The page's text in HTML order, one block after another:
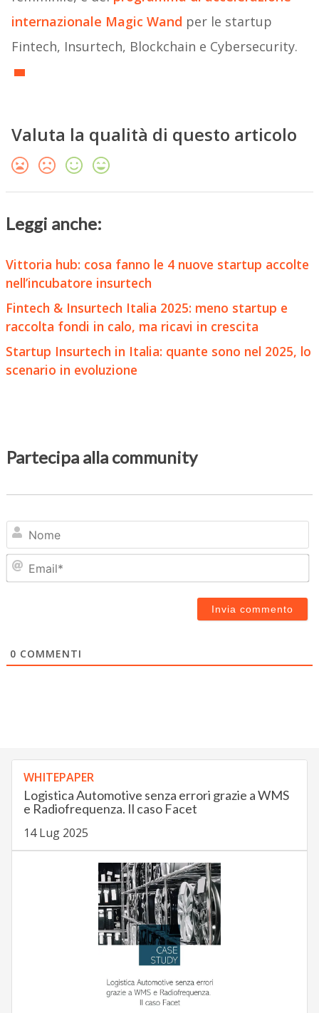
internazionale Magic Wand per le startup
Fintech, Insurtech, Blockchain e Cybersecurity.
Valuta la qualità di questo articolo
Leggi anche:
Vittoria hub: cosa fanno le 4 nuove startup accolte
nell’incubatore insurtech
Fintech & Insurtech Italia 2025: meno startup e
raccolta fondi in calo, ma ricavi in crescita
Startup Insurtech in Italia: quante sono nel 2025, lo
scenario in evoluzione
Partecipa alla community
0 COMMENTI
WHITEPAPER
Logistica Automotive senza errori grazie a WMS
e Radiofrequenza. Il caso Facet
14 Lug 2025